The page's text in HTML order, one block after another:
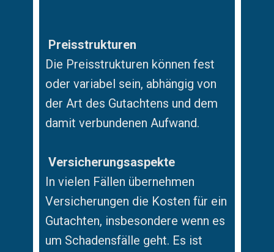
Preisstrukturen
Die Preisstrukturen können fest
oder variabel sein, abhängig von
der Art des Gutachtens und dem
damit verbundenen Aufwand.
Versicherungsaspekte
In vielen Fällen übernehmen
Versicherungen die Kosten für ein
Gutachten, insbesondere wenn es
um Schadensfälle geht. Es ist